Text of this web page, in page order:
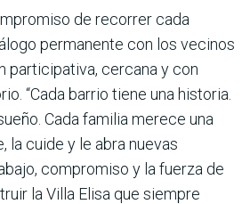
de recorrer cada
permanente con los vecinos
participativa, cercana y con
“Cada barrio tiene una historia.
Cada familia merece una
la cuide y le abra nuevas
compromiso y la fuerza de
la Villa Elisa que siempre